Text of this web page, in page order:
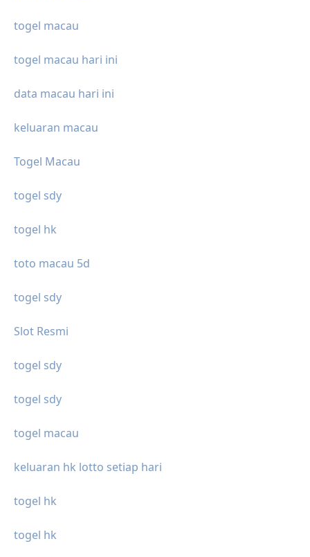
togel macau
togel macau hari ini
data macau hari ini
keluaran macau
Togel Macau
togel sdy
togel hk
toto macau 5d
togel sdy
Slot Resmi
togel sdy
togel sdy
togel macau
keluaran hk lotto setiap hari
togel hk
togel hk